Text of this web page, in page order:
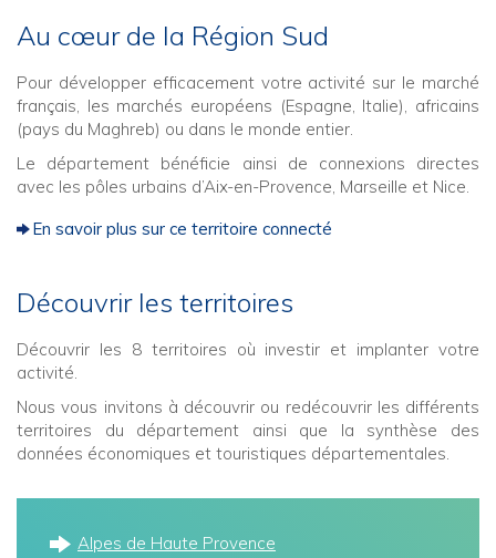
Au cœur de la Région Sud
Pour développer efficacement votre activité sur le marché
français, les marchés européens (Espagne, Italie), africains
(pays du Maghreb) ou dans le monde entier.
Le département bénéficie ainsi de connexions directes
avec les pôles urbains d’Aix-en-Provence, Marseille et Nice.
En savoir plus sur ce territoire connecté
Découvrir les territoires
Découvrir les 8 territoires où investir et implanter votre
activité.
Nous vous invitons à découvrir ou redécouvrir les différents
territoires du département ainsi que la synthèse des
données économiques et touristiques départementales.
Alpes de Haute Provence